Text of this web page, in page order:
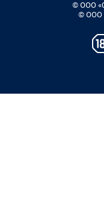
© ООО
© ООО